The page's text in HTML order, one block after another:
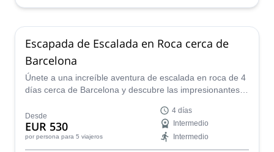
Escapada de Escalada en Roca cerca de
Barcelona
Únete a una increíble aventura de escalada en roca de 4
días cerca de Barcelona y descubre las impresionantes
los Pirineos catalanes. Planea un viaje adaptado a tus
preferencias y nivel y deja que un guía local te lleve a los
mejores lugares para tus objetivos de escalada en roca!
Desde
EUR 530
por persona para 5 viajeros
4 días
Intermedio
Intermedio